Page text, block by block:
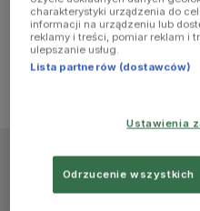
information)
charakterystyki urządzenia do
informacji na urządzeniu lub
reklamy i treści, pomiar reklam i
ulepszanie usług.
Lista partnerów (dostawców)
Ustawienia
Odrzucenie wszystkich